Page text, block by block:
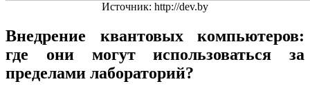
Источник: http://dev.by
Внедрение квантовых компьютеров:
где они могут использоваться за
пределами лабораторий?